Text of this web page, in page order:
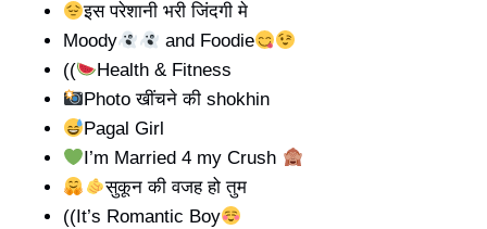
इस परेशानी भरी जिंदगी मे
Moody
and Foodie
((
Health & Fitness
Photo खींचने की shokhin
Pagal Girl
I’m Married 4 my Crush
सुकून की वजह हो तुम
((It’s Romantic Boy